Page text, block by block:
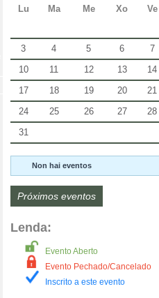
Lu Ma Me Xo Ve
3
4 5 6 7
10
11 12 13 14
17
18 19 20 21
24
25 26 27 28
31
Non hai eventos
Próximos eventos
Lenda:
Evento Aberto
Evento Pechado/Cancelado
Inscrito a este evento